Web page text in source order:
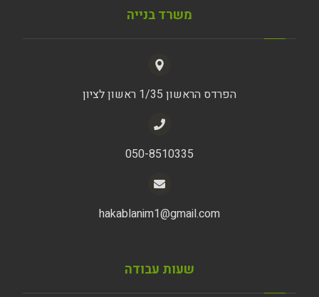
משרד בנייה
הפרדס הראשון 1/35 ראשון לציון
050-8510335
hakablanim1@gmail.com
שעות עבודה